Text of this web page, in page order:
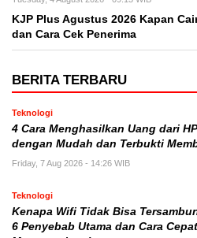
KJP Plus Agustus 2026 Kapan
dan Cara Cek Penerima
BERITA TERBARU
Teknologi
4 Cara Menghasilkan Uang dari HP
dengan Mudah dan Terbukti
Friday, 7 Aug 2026 - 14:26 WIB
Teknologi
Kenapa Wifi Tidak Bisa
6 Penyebab Utama dan Cara Cepat